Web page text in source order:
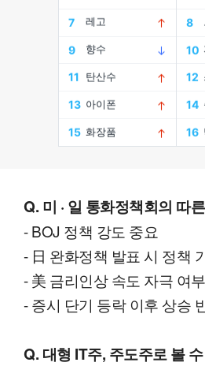
Q. 미 · 일 통화정책회의 따
- BOJ 정책 강도 중요
- 日 완화정책 발표 시 정책
- 美 금리인상 속도 자극 여
- 증시 단기 등락 이후 상승
Q. 대형 IT주, 주도주로 볼